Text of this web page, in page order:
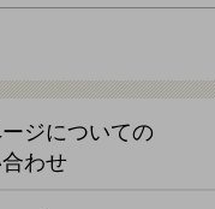
ジについての
わせ